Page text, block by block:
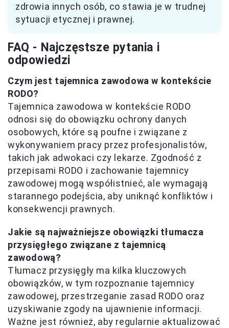
zdrowia innych osób, co stawia je w trudnej
sytuacji etycznej i prawnej.
FAQ - Najczęstsze pytania i
odpowiedzi
Czym jest tajemnica zawodowa w kontekście
RODO?
Tajemnica zawodowa w kontekście RODO
odnosi się do obowiązku ochrony danych
osobowych, które są poufne i związane z
wykonywaniem pracy przez profesjonalistów,
takich jak adwokaci czy lekarze. Zgodność z
przepisami RODO i zachowanie tajemnicy
zawodowej mogą współistnieć, ale wymagają
starannego podejścia, aby uniknąć konfliktów i
konsekwencji prawnych.
Jakie są najważniejsze obowiązki tłumacza
przysięgłego związane z tajemnicą
zawodową?
Tłumacz przysięgły ma kilka kluczowych
obowiązków, w tym rozpoznanie tajemnicy
zawodowej, przestrzeganie zasad RODO oraz
uzyskiwanie zgody na ujawnienie informacji.
Ważne jest również, aby regularnie aktualizować